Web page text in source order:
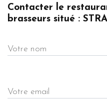
Contacter le
brasseurs situé :
Votre nom
Votre email